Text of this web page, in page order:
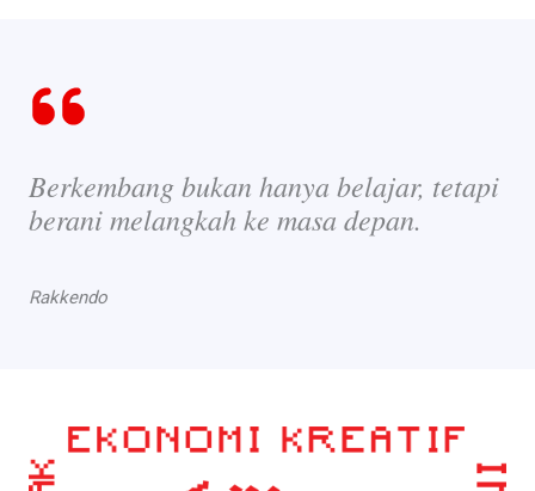
Berkembang bukan hanya belajar, tetapi
berani melangkah ke masa depan.
Rakkendo